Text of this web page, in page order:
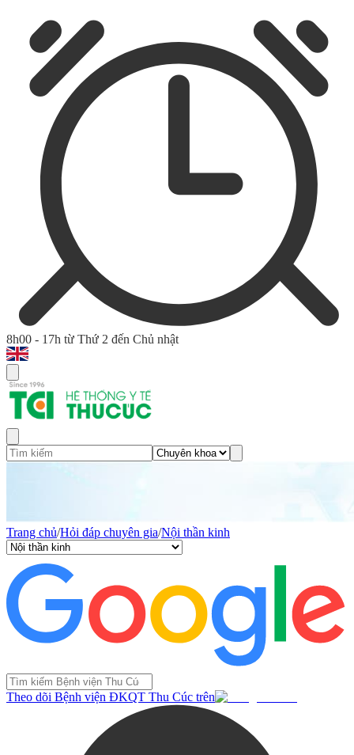
8h00 - 17h từ Thứ 2 đến Chủ nhật
Trang chủ/Hỏi đáp chuyên gia/Nội thần kinh
Theo dõi Bệnh viện ĐKQT Thu Cúc trên